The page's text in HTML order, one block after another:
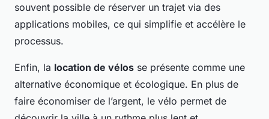
souvent possible de réserver un trajet via des
applications mobiles, ce qui simplifie et accélère le
processus.
Enfin, la location de vélos se présente comme une
alternative économique et écologique. En plus de
faire économiser de l’argent, le vélo permet de